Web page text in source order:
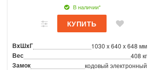
В наличии*
ВxШxГ 1030 x 640 x 648 мм
Вес 408 кг
Замок кодовый электронный